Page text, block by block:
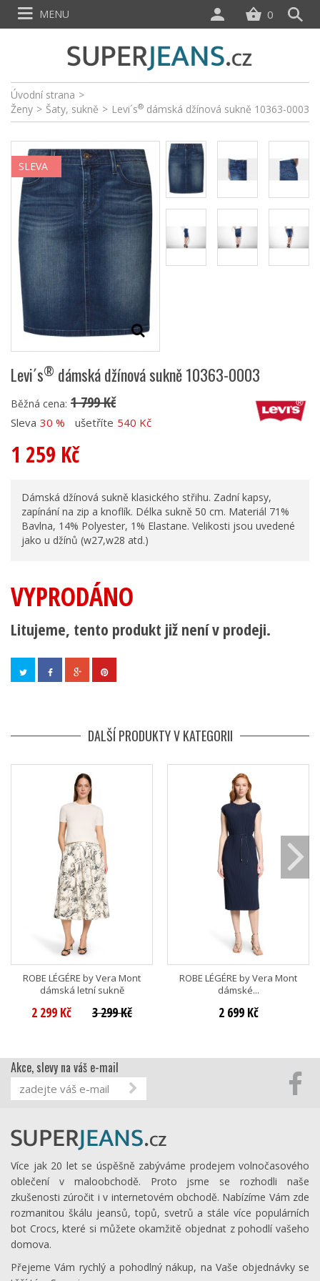
Úvodní strana >
Ženy > Šaty, sukně > Levi´s® dámská džínová sukně 10363-0003
SLEVA
Levi´s® dámská džínová sukně 10363-0003
Běžná cena: 1 799 Kč
Sleva 30 % ušetříte 540 Kč
1 259 Kč
Dámská džínová sukně klasického střihu. Zadní kapsy,
zapínání na zip a knoflík. Délka sukně 50 cm. Materiál 71%
Bavlna, 14% Polyester, 1% Elastane. Velikosti jsou uvedené
jako u džínů (w27,w28 atd.)
VYPRODÁNO
Litujeme, tento produkt již není v prodeji.
DALŠÍ PRODUKTY V KATEGORII
ROBE LÉGÉRE by Vera Mont
dámská letní sukně
2 299 Kč 3 299 Kč
ROBE LÉGÉRE by Vera Mont
dámské...
2 699 Kč
0
MENU
Akce, slevy na váš e-mail
Více jak 20 let se úspěšně zabýváme prodejem volnočasového
oblečení v maloobchodě. Proto jsme se rozhodli naše
zkušenosti zúročit i v internetovém obchodě. Nabízíme Vám zde
rozmanitou škálu jeansů, topů, svetrů a stále více populárních
bot Crocs, které si můžete okamžitě objednat z pohodlí vašeho
domova.
Přejeme Vám rychlý a pohodlný nákup, na Vaše objednávky se